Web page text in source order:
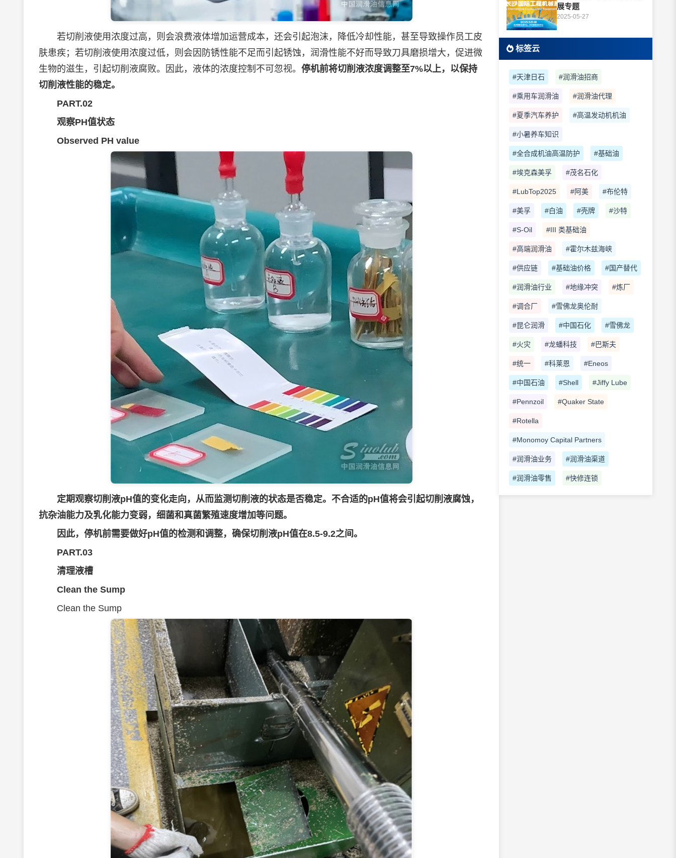
若切削液使用浓度过高，则会浪费液体增加运营成本，还会引起泡沫，降低冷却性能，甚至导致操作员工皮
肤患疾；若切削液使用浓度过低，则会因防锈性能不足而引起锈蚀，润滑性能不好而导致刀具磨损增大，促进微
生物的滋生，引起切削液腐败。因此，液体的浓度控制不可忽视。 停机前将切削液浓度调整至7%以上，以保持
切削液性能的稳定。
PART.02
观察PH值状态
Observed PH value
定期观察切削液pH值的变化走向，从而监测切削液的状态是否稳定。不合适的pH值将会引起切削液腐蚀，
抗杂油能力及乳化能力变弱，细菌和真菌繁殖速度增加等问题。
因此， 停机前需要做好pH值的检测和调整，确保切削液pH值在8.5-9.2之间。
PART.03
清理液槽
Clean the Sump
Clean the Sump
展专题
2025-05-27
标签云
#天津日石 #润滑油招商
#乘用车润滑油 #润滑油代理
#夏季汽车养护 #高温发动机机油
#小暑养车知识
#全合成机油高温防护 #基础油
#埃克森美孚 #茂名石化
#LubTop2025 #阿美 #布伦特
#美孚 #白油 #壳牌 #沙特
#S-Oil #III 类基础油
#高端润滑油 #霍尔木兹海峡
#供应链 #基础油价格 #国产替代
#润滑油行业 #地缘冲突 #炼厂
#调合厂 #雪佛龙奥伦耐
#昆仑润滑 #中国石化 #雪佛龙
#火灾 #龙蟠科技 #巴斯夫
#统一 #科莱恩 #Eneos
#中国石油 #Shell #Jiffy Lube
#Pennzoil #Quaker State
#Rotella
#Monomoy Capital Partners
#润滑油业务 #润滑油渠道
#润滑油零售 #快修连锁